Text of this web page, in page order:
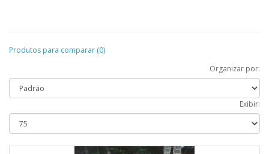
Produtos para comparar (0)
Organizar por:
Exibir: